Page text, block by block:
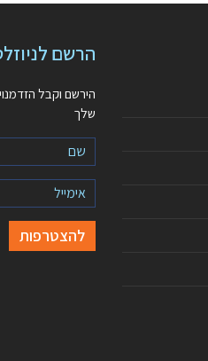
הרשם
הירשם וקבל
שלך